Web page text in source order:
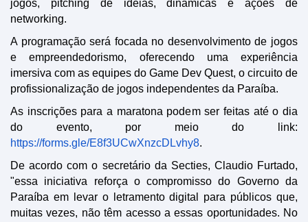
jogos, pitching de ideias, dinâmicas e ações de
networking.
A programação será focada no desenvolvimento de jogos
e empreendedorismo, oferecendo uma experiência
imersiva com as equipes do Game Dev Quest, o circuito de
profissionalização de jogos independentes da Paraíba.
As inscrições para a maratona podem ser feitas até o dia
do evento, por meio do link:
https://forms.gle/E8f3UCwXnzcDLvhy8.
De acordo com o secretário da Secties, Claudio Furtado,
"essa iniciativa reforça o compromisso do Governo da
Paraíba em levar o letramento digital para públicos que,
muitas vezes, não têm acesso a essas oportunidades. No